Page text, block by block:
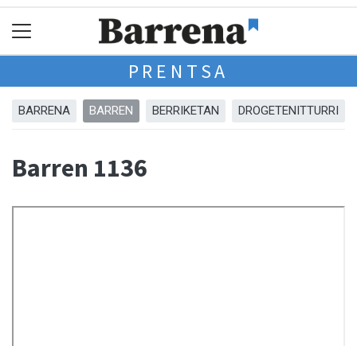
PRENTSA
BARRENA BARREN BERRIKETAN DROGETENITTURRI
Barren 1136